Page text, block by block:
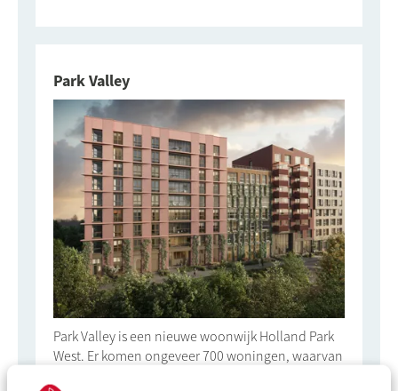
Park Valley
Park Valley is een nieuwe woonwijk Holland Park
West. Er komen ongeveer 700 woningen, waarvan